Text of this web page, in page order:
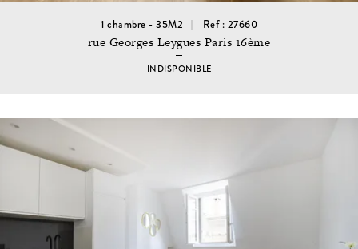
1 chambre - 35M2 Ref : 27660
rue Georges Leygues Paris 16ème
INDISPONIBLE